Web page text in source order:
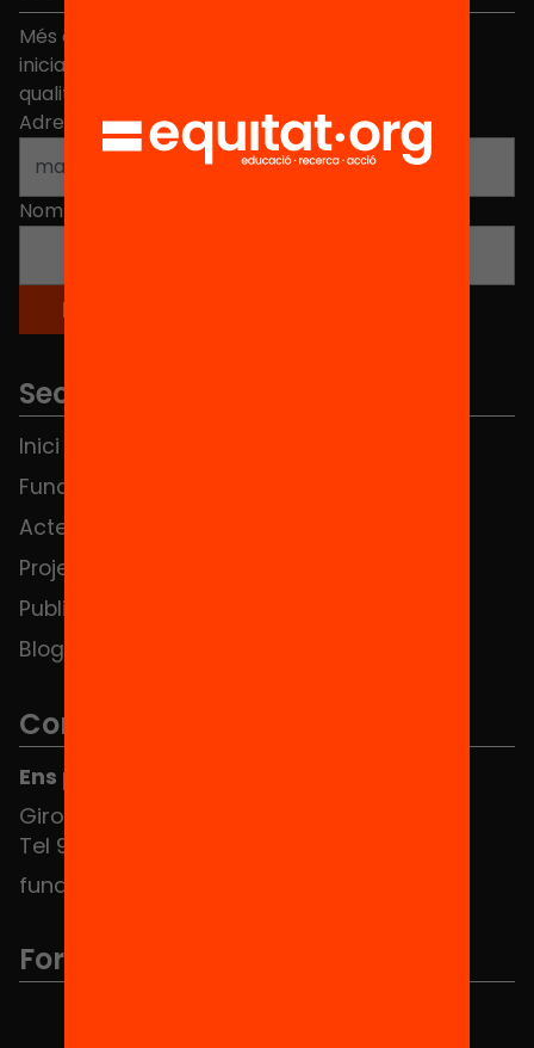
Més de 40.000 persones ja han triat Equitat. Rep
iniciatives, propostes i projectes per millorar la
qualitat de l'educació a Catalunya.
Adreça electrònica*
Nom
Seccions
Inici
Fundació
Actes
Projectes
Publicacions i vídeos
Blog
Contacte
Ens pots trobar al Hub Social
Girona 34, interior 08010 Barcelona
Tel 934 588 700
fundacio@equitat.org
Formem part de...